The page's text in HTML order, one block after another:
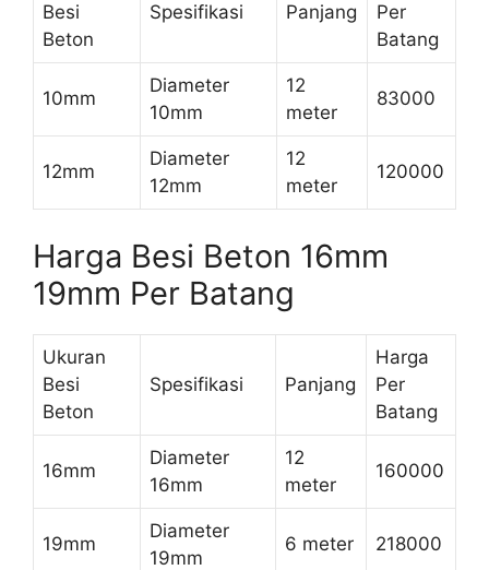
Besi
Beton
Spesifikasi Panjang
Per
Batang
10mm
Diameter
10mm
12
meter
83000
12mm
Diameter
12mm
12
meter
120000
Harga Besi Beton 16mm
19mm Per Batang
Ukuran
Besi
Beton
Spesifikasi Panjang
Harga
Per
Batang
16mm
Diameter
16mm
12
meter
160000
19mm
Diameter
19mm
6 meter 218000